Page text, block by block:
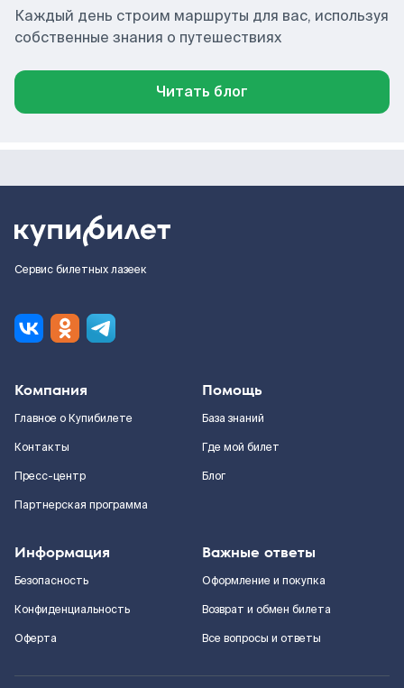
Каждый день строим маршруты для вас, используя
собственные знания о путешествиях
Читать блог
Сервис билетных лазеек
Компания
Главное о Купибилете
Контакты
Пресс-центр
Партнерская программа
Помощь
База знаний
Где мой билет
Блог
Информация
Безопасность
Конфиденциальность
Оферта
Важные ответы
Оформление и покупка
Возврат и обмен билета
Все вопросы и ответы